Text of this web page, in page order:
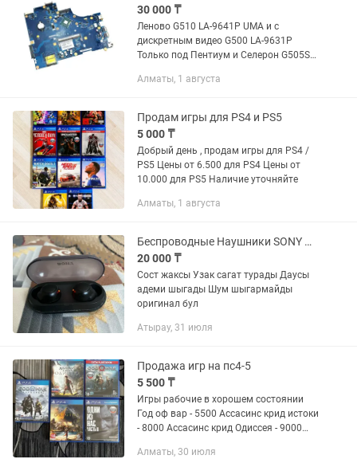
30 000 ₸
Леново G510 LA-9641P UMA и с
дискретным видео G500 LA-9631P
Только под Пентиум и Селерон G505S
LA-7981P, LA-7982P G780 LA-7983P Z500
Алматы, 1 августа
Продам игры для PS4 и PS5
5 000 ₸
Добрый день , продам игры для PS4 /
PS5 Цены от 6.500 для PS4 Цены от
10.000 для PS5 Наличие уточняйте
Алматы, 1 августа
Беспроводные Наушники SONY WF C 500
20 000 ₸
Сост жаксы Узак сагат турады Даусы
адеми шыгады Шум шыгармайды
оригинал бул
Атырау, 31 июля
Продажа игр на пс4-5
5 500 ₸
Игры рабочие в хорошем состоянии
Год оф вар - 5500 Ассасинс крид истоки
- 8000 Ассасинс крид Одиссея - 9000
Ласт оф ас 2 - 11 500 По поводу
Алматы, 30 июля